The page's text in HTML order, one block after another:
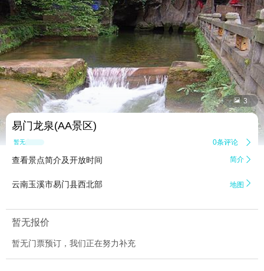
 3
易门龙泉(AA景区)
暂无点评 0条评论 
查看景点简介及开放时间 简介 
云南玉溪市易门县西北部 地图 
暂无报价
暂无门票预订，我们正在努力补充
